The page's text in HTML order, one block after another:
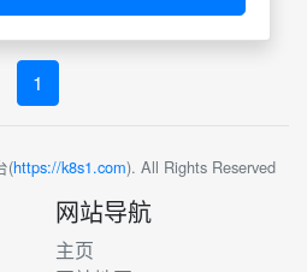
1
(https://k8s1.com). All Rights Reserved
网站导航
主页